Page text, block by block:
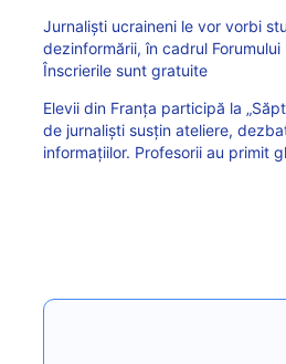
Jurnaliști ucraineni le vor vorbi
dezinformării, în cadrul
Înscrierile sunt gratuite
Elevii din Franța participă la
de jurnaliști susțin ateliere,
informațiilor. Profesorii au primit